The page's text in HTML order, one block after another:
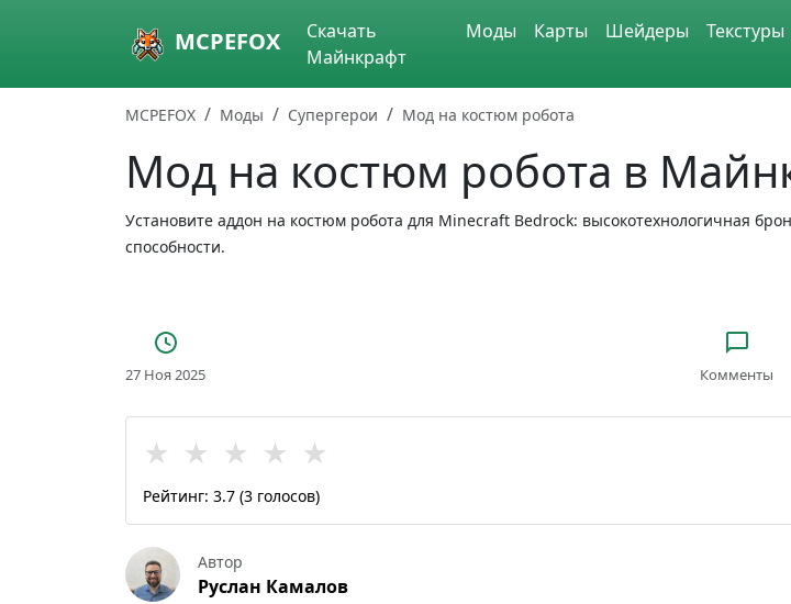
Skip to main content MCPEFOX
Скачать
Майнкрафт
Моды Карты Шейдеры Текстуры
MCPEFOX Моды Супергерои Мод на костюм робота
Мод на костюм робота в
Установите аддон на костюм робота для Minecraft Bedrock: высокотехнологичная
способности.
27 Ноя 2025 Комменты
★ ★ ★ ★ ★
Рейтинг: 3.7 (3 голосов)
Автор
Руслан Камалов